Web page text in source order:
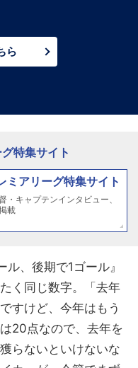
ら
特集サイト
ミアリーグ特集サイト
・キャプテンインタビュー、
載
、後期で1ゴール』
く同じ数字。「去年
すけど、今年はもう
20点なので、去年を
らないといけないな